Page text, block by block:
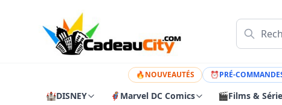
🔥NOUVEAUTÉS ⏰PRÉ-
🏰DISNEY 🦸 Marvel DC Comics 🎬Films &